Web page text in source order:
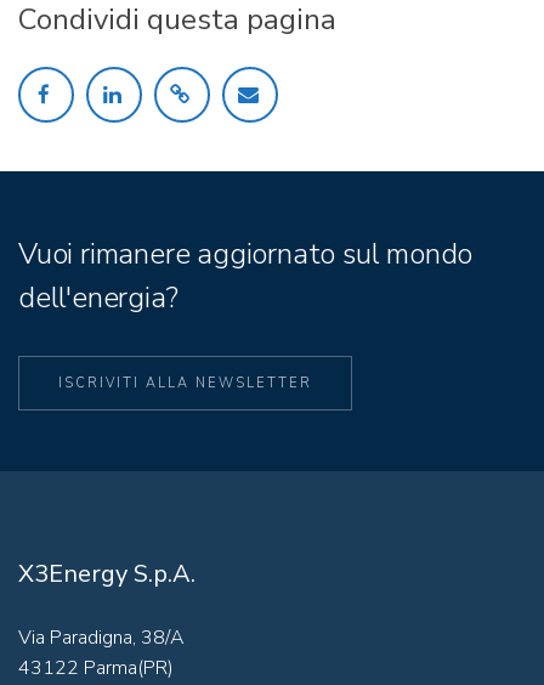
Condividi questa pagina
Vuoi rimanere aggiornato sul mondo
dell'energia?
ISCRIVITI ALLA NEWSLETTER
X3Energy S.p.A.
Via Paradigna, 38/A
43122 Parma(PR)